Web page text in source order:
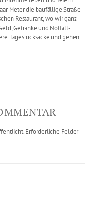
Meter die baufällige Straße
Restaurant, wo wir ganz
Getränke und Notfall-
Tagesrucksäcke und gehen
Erforderliche Felder